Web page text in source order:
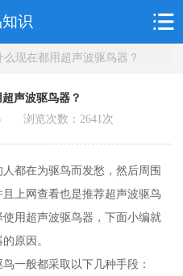
识
么现在都用超声波驱鸟器？
声波驱鸟器？
浏览次数： 2641次
都在为驱鸟而发愁，然后周围
上网查看也是推荐超声波驱鸟
用超声波驱鸟器，下面小编就
原因。
一般都采取以下几种手段：